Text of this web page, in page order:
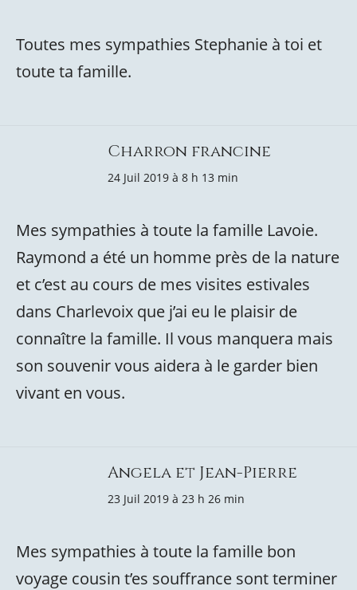
Toutes mes sympathies Stephanie à toi et
toute ta famille.
Charron francine
24 Juil 2019 à 8 h 13 min
Mes sympathies à toute la famille Lavoie.
Raymond a été un homme près de la nature
et c’est au cours de mes visites estivales
dans Charlevoix que j’ai eu le plaisir de
connaître la famille. Il vous manquera mais
son souvenir vous aidera à le garder bien
vivant en vous.
Angela et Jean-Pierre
23 Juil 2019 à 23 h 26 min
Mes sympathies à toute la famille bon
voyage cousin t’es souffrance sont terminer